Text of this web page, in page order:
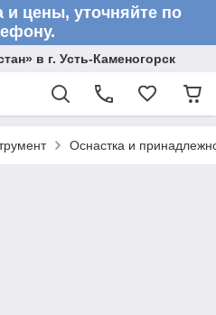
цены, уточняйте по
в г. Усть-Каменогорск
Оснастка и